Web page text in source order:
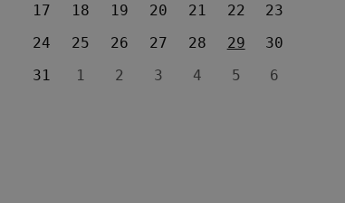
17
18 19 20 21 22
23
24
25 26 27 28 29
30
31
1 2 3 4 5 6